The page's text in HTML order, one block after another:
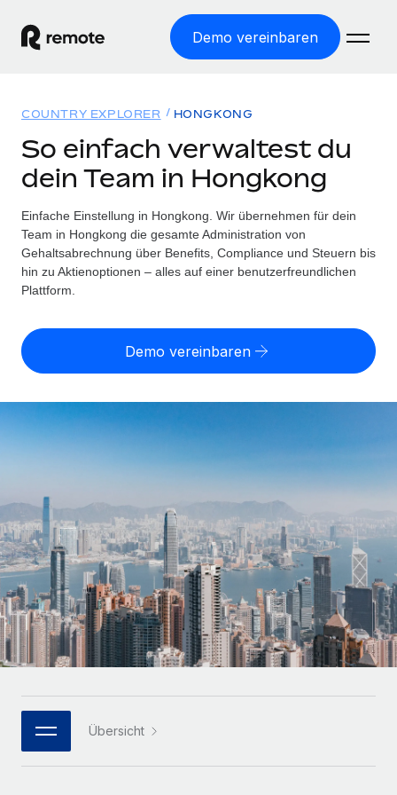
Demo vereinbaren
WELTWEITE BESCHÄFTIGUNG
Globale Payroll
Einfache, rechtssicher Payroll
Employer of Record
Weltweites Wachstum ohne Kosten für Niederlassungen
Contractor of Record
Rechtssichere, weltweite Arbeit mit Freelancer:innen
Globales Onboarding und Verwalten von
Freelancer:innen
INFRASTRUKTUR
Remote Embedded
Nahtlose Integration der HR in bestehende Abläufe
Plattform
Integrierte HR-Kernfunktionen für dein Team
MCP
Integrationen
Lösungen
WELTWEITE ABDECKUNG
Country Explorer
Länderspezifische Unterstützung bei der Einstellung
Einfache Einstellung in allen US-Bundesstaaten
Unternehmen
Mittelstand
Maßgeschneiderte HR-Lösungen, um Teams zu
vergrößern
Enterprise
Globale HR für Konzerne und Großunternehmen
PARTNER WERDEN
Flexible Einbettung von Global-HR-Funktionen in deine
Ressourcen
TOOLS UND RECHNER
Scheinselbstständigkeitsrisiko berechnen
Personalkostenrechner
Gesamtbeschäftigungskosten
Informationen zu möglichen Währungen und
LERNEN MIT REMOTE
Forschung und Leitfäden
Fallstudien
HR-Glossar
Bibliothek für Stellenbeschreibungen
Webinare
Preise
Nederlands
Deutsch
Español
Italiano
Português (Portugal)
한국어
Anmelden
COUNTRY EXPLORER HONGKONG
So einfach verwaltest du
dein Team in Hongkong
Einfache Einstellung in Hongkong. Wir übernehmen für dein
Team in Hongkong die gesamte Administration von
Gehaltsabrechnung über Benefits, Compliance und Steuern bis
hin zu Aktienoptionen – alles auf einer benutzerfreundlichen
Plattform.
Demo vereinbaren
Übersicht